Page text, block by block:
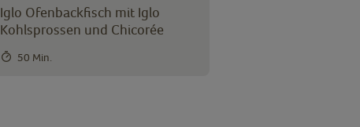
Iglo Ofenbackfisch mit Iglo
Kohlsprossen und Chicorée
50 Min.